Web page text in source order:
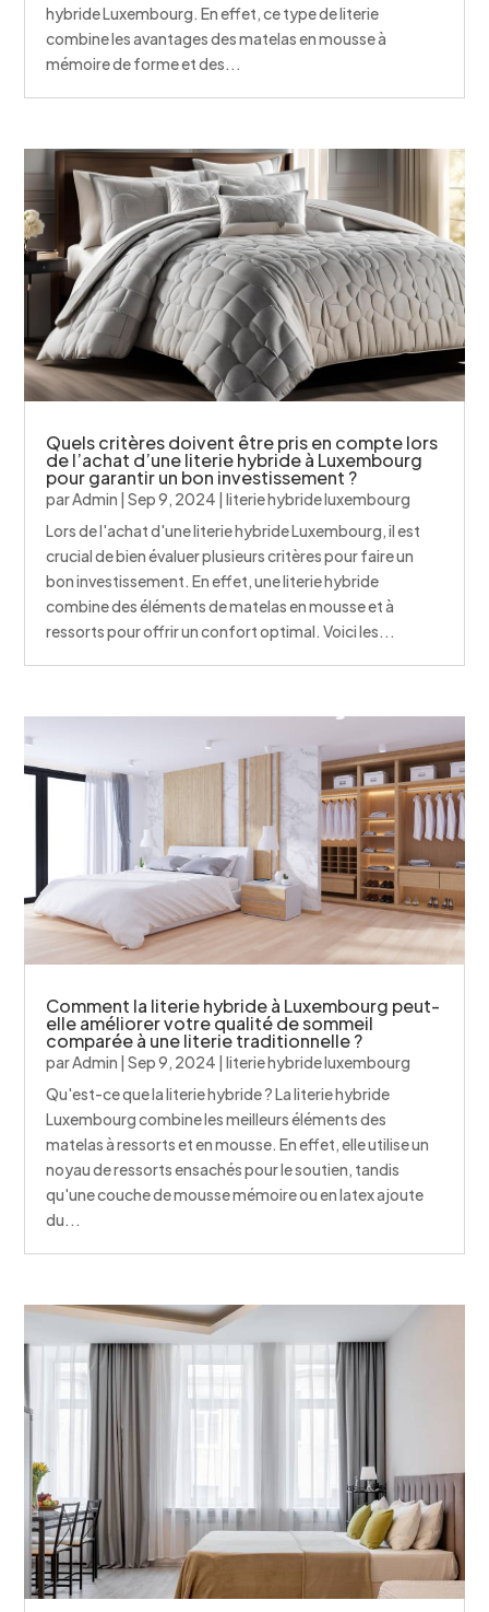
hybride Luxembourg. En effet, ce type de literie
combine les avantages des matelas en mousse à
mémoire de forme et des...
Quels critères doivent être pris en compte lors
de l’achat d’une literie hybride à Luxembourg
pour garantir un bon investissement ?
parAdmin |Sep 9, 2024 |literie hybride luxembourg
Lors de l'achat d'une literie hybride Luxembourg, il est
crucial de bien évaluer plusieurs critères pour faire un
bon investissement. En effet, une literie hybride
combine des éléments de matelas en mousse et à
ressorts pour offrir un confort optimal. Voici les...
Comment la literie hybride à Luxembourg peut-
elle améliorer votre qualité de sommeil
comparée à une literie traditionnelle ?
parAdmin |Sep 9, 2024 |literie hybride luxembourg
Qu'est-ce que la literie hybride ? La literie hybride
Luxembourg combine les meilleurs éléments des
matelas à ressorts et en mousse. En effet, elle utilise un
noyau de ressorts ensachés pour le soutien, tandis
qu'une couche de mousse mémoire ou en latex ajoute
du...